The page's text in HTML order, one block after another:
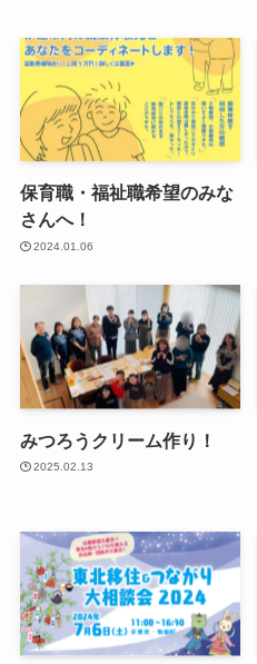
保育職・福祉職希望のみな
さんへ！
2024.01.06
みつろうクリーム作り！
2025.02.13